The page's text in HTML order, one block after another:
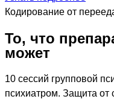
Кодирование от
То, что
может
10 сессий групповой
психиатром. Защита от